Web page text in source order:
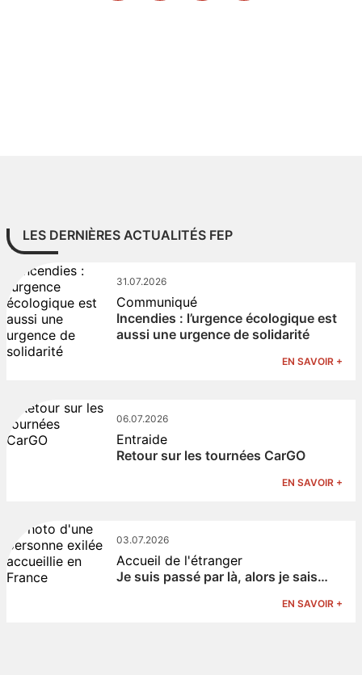
LES DERNIÈRES ACTUALITÉS FEP
31.07.2026
Communiqué
Incendies : l’urgence écologique est
aussi une urgence de solidarité
EN SAVOIR +
06.07.2026
Entraide
Retour sur les tournées CarGO
EN SAVOIR +
03.07.2026
Accueil de l'étranger
Je suis passé par là, alors je sais…
EN SAVOIR +